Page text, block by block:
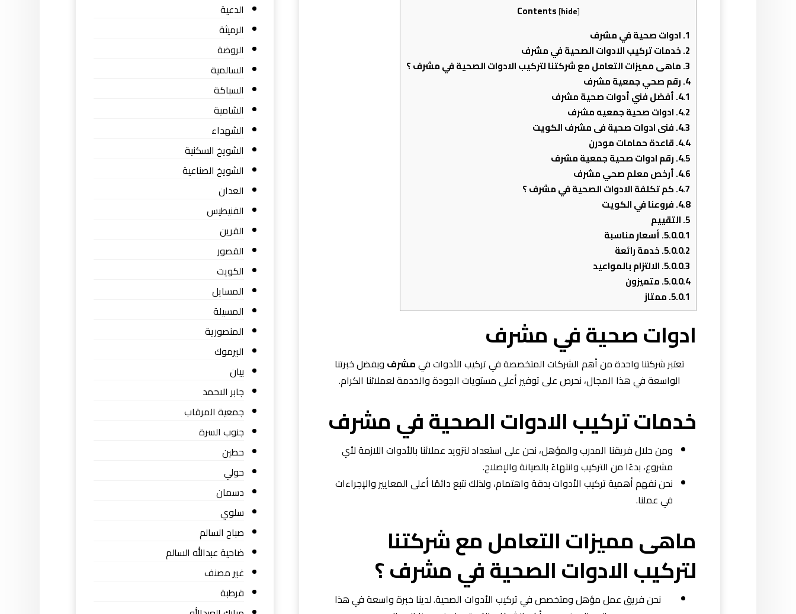
Contents[hide]
1. ادوات صحية في مشرف
2. خدمات تركيب الادوات الصحية في مشرف
3. ماهى مميزات التعامل مع شركتنا لتركيب الادوات الصحية في مشرف ؟
4. رقم صحي جمعية مشرف
4.1. أفضل فني أدوات صحية مشرف
4.2. ادوات صحية جمعيه مشرف
4.3. فنى ادوات صحية فى مشرف الكويت
4.4. قاعدة حمامات مودرن
4.5. رقم ادوات صحية جمعية مشرف
4.6. أرخص معلم صحي مشرف
4.7. كم تكلفة الادوات الصحية في مشرف ؟
4.8. فروعنا في الكويت
5. التقييم
5.0.0.1. أسعار مناسبة
5.0.0.2. خدمة رائعة
5.0.0.3. الالتزام بالمواعيد
5.0.0.4. متميزون
5.0.1. ممتاز
ادوات صحية في مشرف
تعتبر شركتنا واحدة من أهم الشركات المتخصصة في تركيب الأدوات فيمشرف وبفضل خبرتنا
الواسعة في هذا المجال، نحرص على توفير أعلى مستويات الجودة والخدمة لعملائنا الكرام.
خدمات تركيب الادوات الصحية في مشرف
ومن خلال فريقنا المدرب والمؤهل، نحن على استعداد لتزويد عملائنا بالأدوات اللازمة لأي
مشروع، بدءًا من التركيب وانتهاءً بالصيانة والإصلاح.
نحن نفهم أهمية تركيب الأدوات بدقة واهتمام، ولذلك نتبع دائمًا أعلى المعايير والإجراءات
في عملنا.
ماهى مميزات التعامل مع شركتنا
لتركيب الادوات الصحية في مشرف ؟
نحن فريق عمل مؤهل ومتخصص في تركيب الأدوات الصحية. لدينا خبرة واسعة في هذا
الدعية
الرميثة
الروضة
السالمية
السباكة
الشامية
الشهداء
الشويخ السكنية
الشويخ الصناعية
العدان
الفنيطيس
القرين
القصور
الكويت
المسايل
المسيلة
المنصورية
اليرموك
بيان
جابر الاحمد
جمعية المرقاب
جنوب السرة
حطين
حولي
دسمان
سلوي
صباح السالم
ضاحية عبدالله السالم
غير مصنف
قرطبة